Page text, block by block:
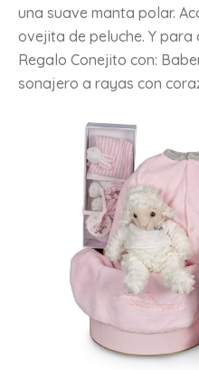
una suave manta polar.
ovejita de peluche. Y para
Regalo Conejito con:
sonajero a rayas con